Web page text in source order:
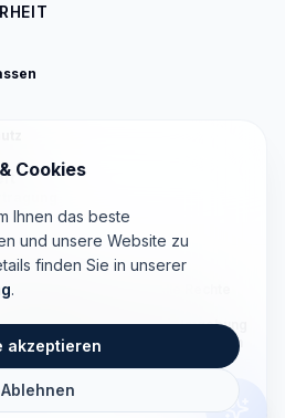
· Alexander Tomas · Alle Rechte
Neutraubling & Umgebung
Bewertungen
Impressum
§ 15 VersVermV
Cookies
Ihnen das beste
und unsere Website zu
finden Sie in unserer
.
akzeptieren
Ablehnen